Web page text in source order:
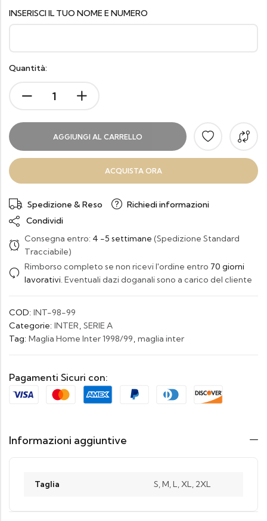
INSERISCI IL TUO NOME E NUMERO
Quantità:
AGGIUNGI AL CARRELLO
ACQUISTA ORA
Spedizione & Reso
Richiedi informazioni
Condividi
Consegna entro: 4 -5 settimane (Spedizione Standard
Tracciabile)
Rimborso completo se non ricevi l'ordine entro 70 giorni
lavorativi. Eventuali dazi doganali sono a carico del cliente
COD: INT-98-99
Categorie: INTER, SERIE A
Tag: Maglia Home Inter 1998/99, maglia inter
Pagamenti Sicuri con:
Informazioni aggiuntive
Taglia S, M, L, XL, 2XL